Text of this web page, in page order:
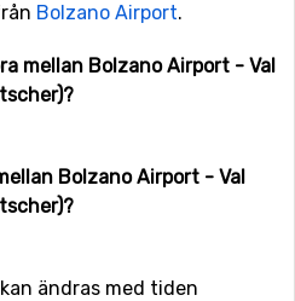
Bolzano Airport.
mellan Bolzano Airport - Val
Bolzano Airport - Val
ändras med tiden